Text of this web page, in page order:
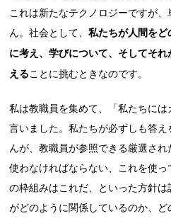
これは新たなテクノロジーですが
ん。社会として、私たちが人間をど
に考え、学びについて、そしてそ
えることに挑むときなのです。
私は教職員を集めて、「私たちに
言いました。私たちが必ずしも答
んが、教職員が参照できる厳選さ
使わなければならない、これを使
の枠組みはこれだ、といった方針は
がどのように関係しているのか、